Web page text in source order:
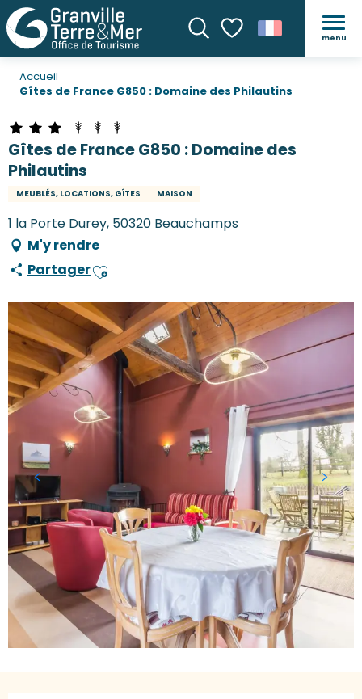
Recherche
Voir les favoris
menu
Accueil
Gîtes de France G850 : Domaine des Philautins
Gîtes de France G850 : Domaine des
Philautins
MEUBLÉS, LOCATIONS, GÎTES MAISON
1 la Porte Durey, 50320 Beauchamps
M'y rendre
PartagerAjouter aux favoris